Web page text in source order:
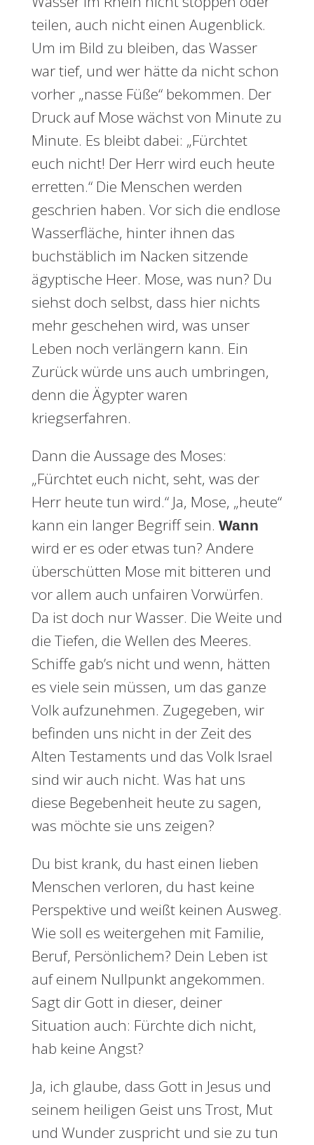
teilen, auch nicht einen Augenblick.
Um im Bild zu bleiben, das Wasser
war tief, und wer hätte da nicht schon
vorher „nasse Füße“ bekommen. Der
Druck auf Mose wächst von Minute zu
Minute. Es bleibt dabei: „Fürchtet
euch nicht! Der Herr wird euch heute
erretten.“ Die Menschen werden
geschrien haben. Vor sich die endlose
Wasserfläche, hinter ihnen das
buchstäblich im Nacken sitzende
ägyptische Heer. Mose, was nun? Du
siehst doch selbst, dass hier nichts
mehr geschehen wird, was unser
Leben noch verlängern kann. Ein
Zurück würde uns auch umbringen,
denn die Ägypter waren
kriegserfahren.
Dann die Aussage des Moses:
„Fürchtet euch nicht, seht, was der
Herr heute tun wird.“ Ja, Mose, „heute“
kann ein langer Begriff sein. Wann
wird er es oder etwas tun? Andere
überschütten Mose mit bitteren und
vor allem auch unfairen Vorwürfen.
Da ist doch nur Wasser. Die Weite und
die Tiefen, die Wellen des Meeres.
Schiffe gab’s nicht und wenn, hätten
es viele sein müssen, um das ganze
Volk aufzunehmen. Zugegeben, wir
befinden uns nicht in der Zeit des
Alten Testaments und das Volk Israel
sind wir auch nicht. Was hat uns
diese Begebenheit heute zu sagen,
was möchte sie uns zeigen?
Du bist krank, du hast einen lieben
Menschen verloren, du hast keine
Perspektive und weißt keinen Ausweg.
Wie soll es weitergehen mit Familie,
Beruf, Persönlichem? Dein Leben ist
auf einem Nullpunkt angekommen.
Sagt dir Gott in dieser, deiner
Situation auch: Fürchte dich nicht,
hab keine Angst?
Ja, ich glaube, dass Gott in Jesus und
seinem heiligen Geist uns Trost, Mut
und Wunder zuspricht und sie zu tun